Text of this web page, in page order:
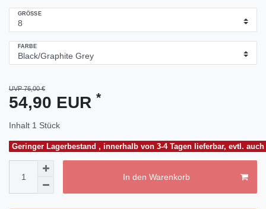
GRÖSSE
FARBE
UVP 76,00 €
54,90 EUR *
Inhalt 1 Stück
Geringer Lagerbestand , innerhalb von 3-4 Tagen lieferbar, evtl.
In den Warenkorb